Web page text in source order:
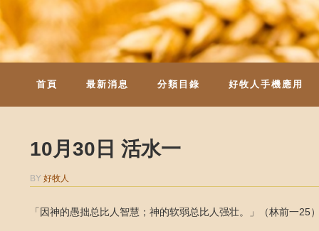
首頁 最新消息 分類目錄 好牧人手機應用
10月30日 活水一
BY 好牧人
「因神的愚拙总比人智慧；神的软弱总比人强壮。」（林前一25